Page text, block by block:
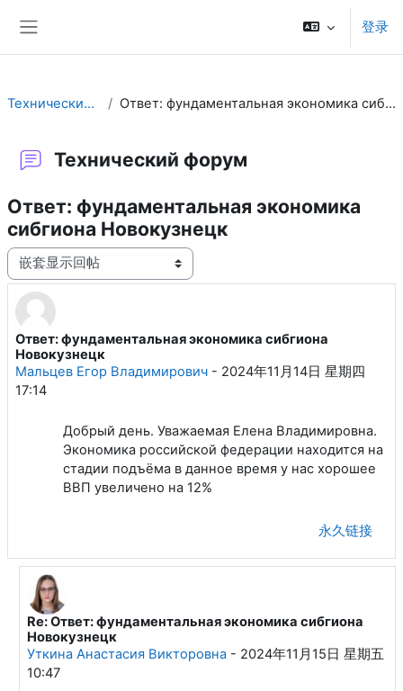
登录
Технический форум Ответ: фундаментальная экономика сибгиона Новокузнецк
Технический форум
Ответ: фундаментальная экономика
сибгиона Новокузнецк
显示模式
Ответ: фундаментальная экономика сибгиона
Новокузнецк
Мальцев Егор Владимирович - 2024年11月14日 星期四
17:14
回帖数：1
Добрый день. Уважаемая Елена Владимировна.
Экономика российской федерации находится на
стадии подъёма в данное время у нас хорошее
ВВП увеличено на 12%
永久链接
回复Мальцев Егор Владимирович
Re: Ответ: фундаментальная экономика сибгиона
Новокузнецк
Уткина Анастасия Викторовна- 2024年11月15日 星期五
10:47